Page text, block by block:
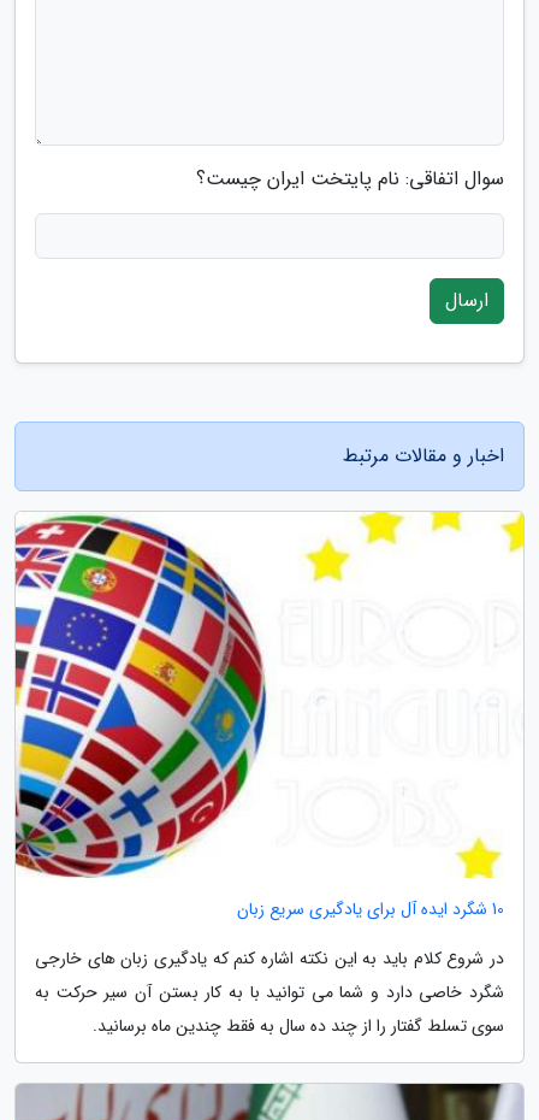
سوال اتفاقی: نام پایتخت ایران چیست؟
ارسال
اخبار و مقالات مرتبط
10 شگرد ایده آل برای یادگیری سریع زبان
در شروع کلام باید به این نکته اشاره کنم که یادگیری زبان های خارجی
شگرد خاصی دارد و شما می توانید با به کار بستن آن سیر حرکت به
سوی تسلط گفتار را از چند ده سال به فقط چندین ماه برسانید.